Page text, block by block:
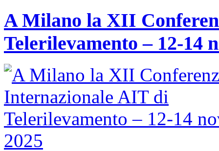
A Milano la XII
Telerilevamento – 12-14